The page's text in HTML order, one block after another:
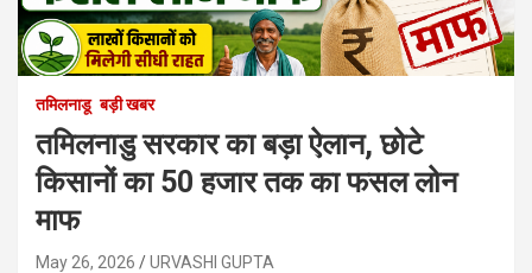
तमिलनाडू बड़ी खबर
तमिलनाडु सरकार का बड़ा ऐलान, छोटे
किसानों का 50 हजार तक का फसल लोन
माफ
May 26, 2026 URVASHI GUPTA